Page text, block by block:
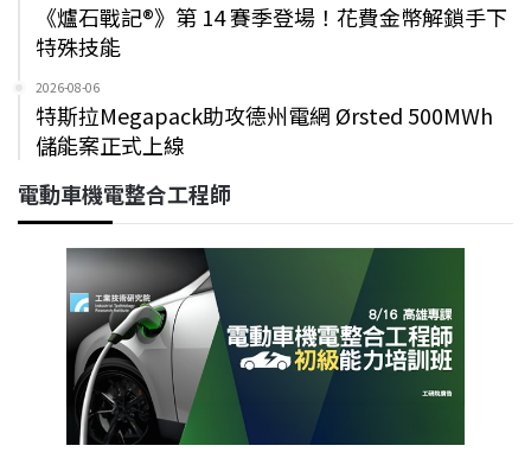
《爐石戰記®》第 14 賽季登場！花費金幣解鎖手下
特殊技能
2026-08-06
特斯拉Megapack助攻德州電網 Ørsted 500MWh
儲能案正式上線
電動車機電整合工程師